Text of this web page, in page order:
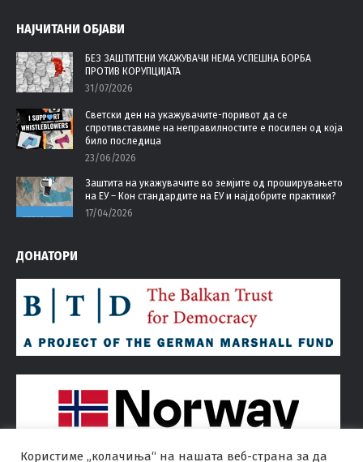
opens
in
new
window
opens
in
new
window
opens
new
window
opens
in
new
window
НАЈЧИТАНИ ОБЈАВИ
БЕЗ ЗАШТИТЕНИ УКАЖУВАЧИ НЕМА УСПЕШНА БОРБА
ПРОТИВ КОРУПЦИЈАТА
31/07/2026
Светски ден на укажувачите-поривот да се
спротивставиме на неправилностите е посилен од која
било последица
23/06/2026
Заштита на укажувачите во земјите од проширувањето
на ЕУ – Кон стандардите на ЕУ и најдобрите практики?
17/04/2026
ДОНАТОРИ
Користиме „колачиња“ на нашата веб-страна за да